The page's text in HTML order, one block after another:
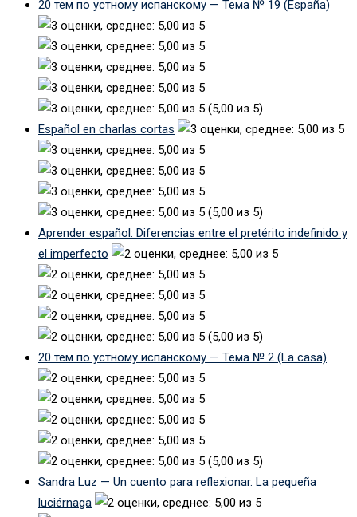
20 тем по устному испанскому — Тема № 19 (España)
(5,00 из 5)
Español en charlas cortas
(5,00 из 5)
Aprender español: Diferencias entre el pretérito indefinido y
el imperfecto
(5,00 из 5)
20 тем по устному испанскому — Тема № 2 (La casa)
(5,00 из 5)
Sandra Luz — Un cuento para reflexionar. La pequeña
luciérnaga